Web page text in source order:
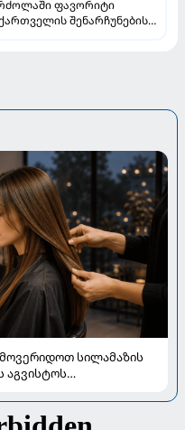
ფავორიტი
შენარჩუნების
სილამაზის
აგვისტოს